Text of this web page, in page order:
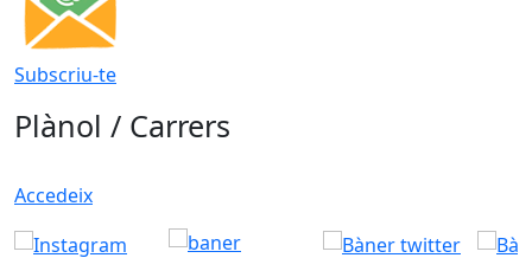
Subscriu-te
Plànol / Carrers
Accedeix